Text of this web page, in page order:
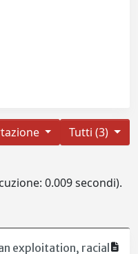
Tutti (3)
0.009 secondi).
exploitation, racial